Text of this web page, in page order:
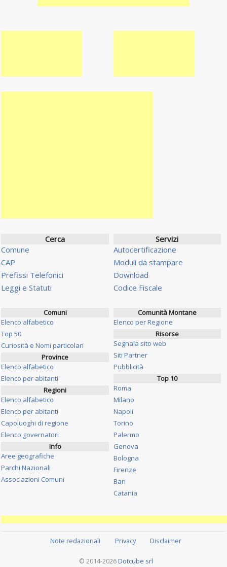
Cerca
Comune
CAP
Prefissi Telefonici
Leggi e Statuti
Servizi
Autocertificazione
Moduli da stampare
Download
Codice Fiscale
Comuni
Elenco alfabetico
Top 50
Curiosità e Nomi particolari
Province
Elenco alfabetico
Elenco per abitanti
Regioni
Elenco alfabetico
Elenco per abitanti
Capoluoghi di regione
Elenco governatori
Info
Aree geografiche
Parchi Nazionali
Associazioni Comuni
Comunità Montane
Elenco per Regione
Risorse
Segnala sito web
Siti Partner
Pubblicità
Top 10
Roma
Milano
Napoli
Torino
Palermo
Genova
Bologna
Firenze
Bari
Catania
Note redazionali Privacy Disclaimer
© 2014-2026 Dotcube srl